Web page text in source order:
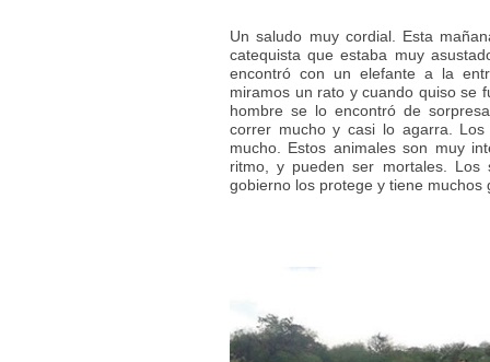
Un saludo muy cordial. Esta
catequista que estaba muy
encontró con un elefante a la
miramos un rato y cuando quiso se
hombre se lo encontró de
correr mucho y casi lo agarra.
mucho. Estos animales son muy
ritmo, y pueden ser mortales.
gobierno los protege y tiene muchos